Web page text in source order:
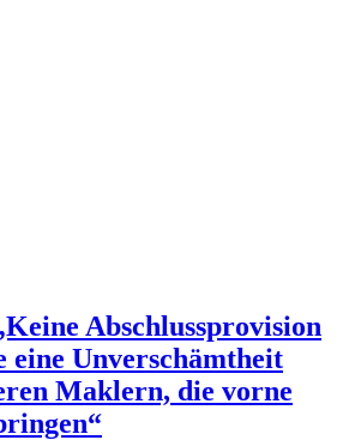
Abschlussprovision
eine Unverschämtheit
Maklern, die vorne